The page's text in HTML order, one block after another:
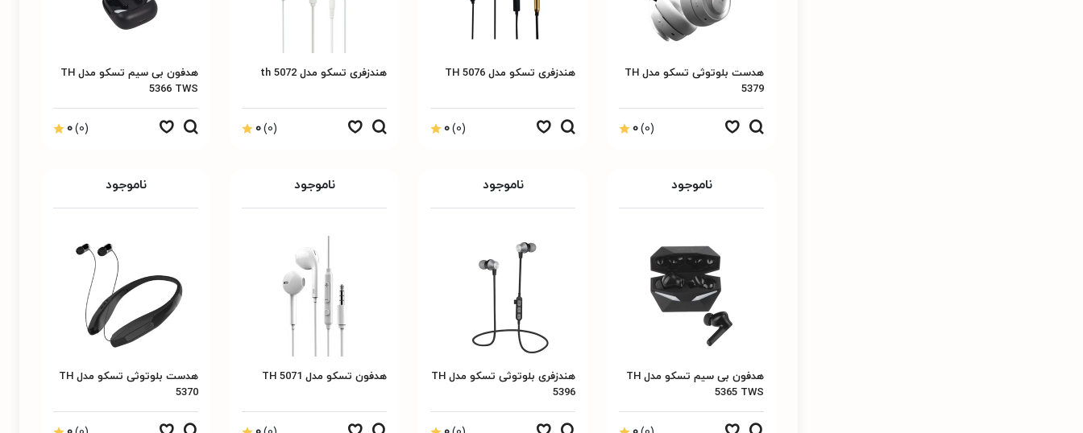
هدست بلوتوثی تسکو مدل TH
5379
0(0)
هندزفری تسکو مدل TH 5076
0(0)
هندزفری تسکو مدل th 5072
0(0)
هدفون بی سیم تسکو مدل TH
5366 TWS
0(0)
ناموجود
هدفون بی سیم تسکو مدل TH
5365 TWS
ناموجود
هندزفری بلوتوثی تسکو مدل TH
5396
ناموجود
هدفون تسکو مدل TH 5071
ناموجود
هدست بلوتوثی تسکو مدل TH
5370